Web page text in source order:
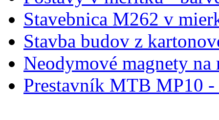
Stavebnica M262 v
Stavba budov z
Neodymové magnety na
Prestavník MTB MP10